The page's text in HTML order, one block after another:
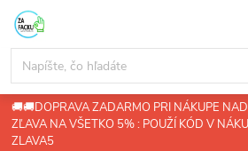
Prejsť
obsah
🚚🚚DOPRAVA ZADARMO PRI NÁKUPE
ZĽAVA NA VŠETKO 5% : POUŽÍ KÓD V
ZLAVA5